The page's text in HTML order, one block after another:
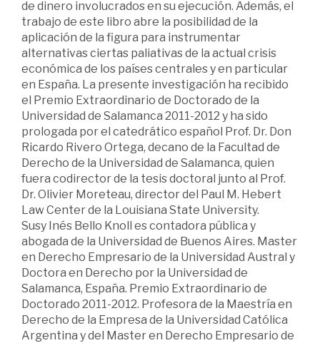
de dinero involucrados en su ejecución. Además, el
trabajo de este libro abre la posibilidad de la
aplicación de la figura para instrumentar
alternativas ciertas paliativas de la actual crisis
económica de los países centrales y en particular
en España. La presente investigación ha recibido
el Premio Extraordinario de Doctorado de la
Universidad de Salamanca 2011-2012 y ha sido
prologada por el catedrático español Prof. Dr. Don
Ricardo Rivero Ortega, decano de la Facultad de
Derecho de la Universidad de Salamanca, quien
fuera codirector de la tesis doctoral junto al Prof.
Dr. Olivier Moreteau, director del Paul M. Hebert
Law Center de la Louisiana State University.
Susy Inés Bello Knoll es contadora pública y
abogada de la Universidad de Buenos Aires. Master
en Derecho Empresario de la Universidad Austral y
Doctora en Derecho por la Universidad de
Salamanca, España. Premio Extraordinario de
Doctorado 2011-2012. Profesora de la Maestría en
Derecho de la Empresa de la Universidad Católica
Argentina y del Master en Derecho Empresario de